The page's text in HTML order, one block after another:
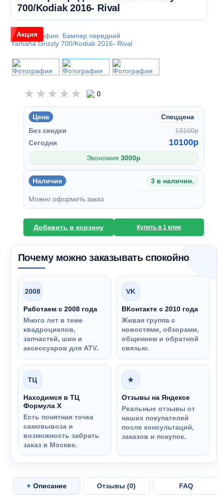
700/Kodiak 2016- Rival
Акция
0
Цена
Спеццена
Без скидки
13100p
Сегодня
10100p
Экономия3000p
Наличие 3 в наличии.
Можно оформить заказ
Добавить в корзину Купить в 1 клик
Почему можно заказывать спокойно
2008
Работаем с 2008 года
Много лет в теме
квадроциклов,
запчастей, шин и
аксессуаров для ATV.
VK
ВКонтакте с 2010 года
Живая группа с
новостями, обзорами,
общением и обратной
связью.
ТЦ
Находимся в ТЦ
Формула Х
Есть понятная точка
самовывоза и
возможность забрать
заказ в Москве.
★
Отзывы на Яндексе
Реальные отзывы от
наших покупателей
после консультаций,
заказов и покупок.
Описание Отзывы (0) FAQ